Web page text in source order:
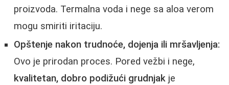
proizvoda. Termalna voda i nege sa aloa verom
mogu smiriti iritaciju.
Opštenje nakon trudnoće, dojenja ili mršavljenja:
Ovo je prirodan proces. Pored vežbi i nege,
kvalitetan, dobro podižući grudnjak je